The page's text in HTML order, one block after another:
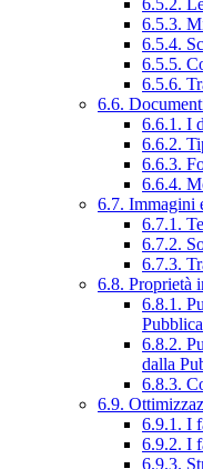
6.5.2.
6.5.3.
6.5.4.
6.5.5.
6.5.6.
6.6.
6.6.1. I
6.6.2.
6.6.3.
6.6.4.
6.7. Immagini
6.7.1.
6.7.2.
6.7.3.
6.8. Proprietà
6.8.1.
6.8.2.
dalla
6.8.3.
6.9.
6.9.1. I
6.9.2. I
6.9.3.